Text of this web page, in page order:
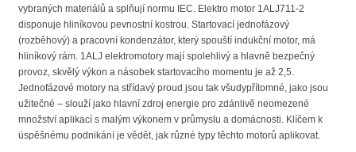
vybraných materiálů a splňují normu IEC. Elektro motor 1ALJ711-2
disponuje hliníkovou pevnostní kostrou. Startovací jednofázový
(rozběhový) a pracovní kondenzátor, který spouští indukční motor, má
hliníkový rám. 1ALJ elektromotory mají spolehlivý a hlavně bezpečný
provoz, skvělý výkon a násobek startovacího momentu je až 2,5.
Jednofázové motory na střídavý proud jsou tak všudypřítomné, jako jsou
užitečné – slouží jako hlavní zdroj energie pro zdánlivě neomezené
množství aplikací s malým výkonem v průmyslu a domácnosti. Klíčem k
úspěšnému podnikání je vědět, jak různé typy těchto motorů aplikovat.